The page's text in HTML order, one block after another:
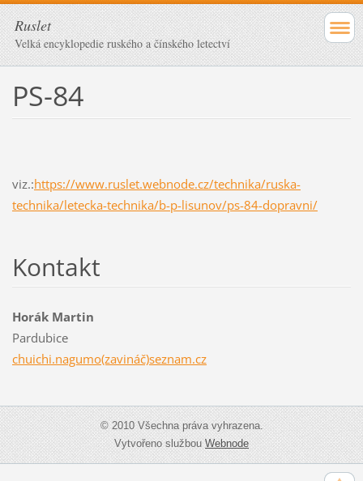
Ruslet
Velká encyklopedie ruského a čínského letectví
PS-84
viz.:https://www.ruslet.webnode.cz/technika/ruska-
technika/letecka-technika/b-p-lisunov/ps-84-dopravni/
Kontakt
Horák Martin
Pardubice
chuichi.nagumo(zavináč)seznam.cz
© 2010 Všechna práva vyhrazena.
Vytvořeno službouWebnode